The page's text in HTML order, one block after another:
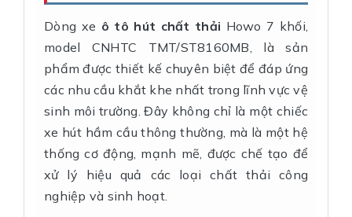
Dòng xe ô tô hút chất thải Howo 7 khối,
model CNHTC TMT/ST8160MB, là sản
phẩm được thiết kế chuyên biệt để đáp ứng
các nhu cầu khắt khe nhất trong lĩnh vực vệ
sinh môi trường. Đây không chỉ là một chiếc
xe hút hầm cầu thông thường, mà là một hệ
thống cơ động, mạnh mẽ, được chế tạo để
xử lý hiệu quả các loại chất thải công
nghiệp và sinh hoạt.